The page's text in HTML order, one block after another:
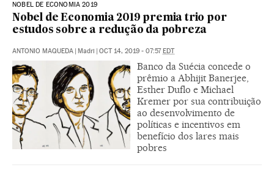
NOBEL DE ECONOMIA 2019
Nobel de Economia 2019 premia trio por
estudos sobre a redução da pobreza
ANTONIO MAQUEDA Madri OCT 14, 2019 - 07:57 EDT
Banco da Suécia concede o
prêmio a Abhijit Banerjee,
Esther Duflo e Michael
Kremer por sua contribuição
ao desenvolvimento de
políticas e incentivos em
benefício dos lares mais
pobres